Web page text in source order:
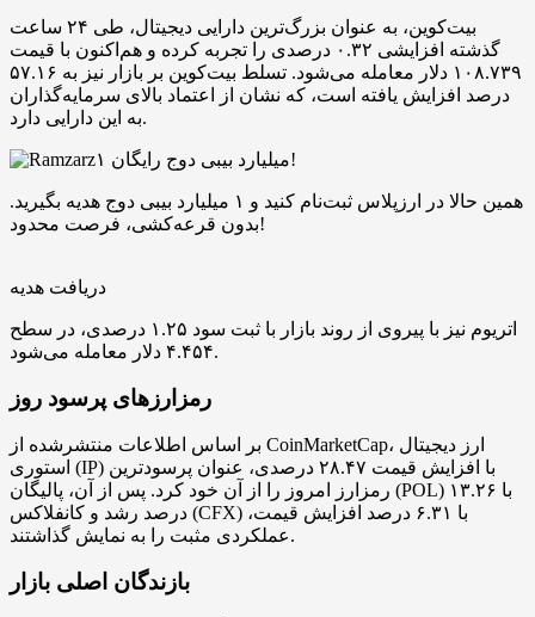
بیت‌کوین، به عنوان بزرگ‌ترین دارایی دیجیتال، طی ۲۴ ساعت
گذشته افزایشی ۰.۳۲ درصدی را تجربه کرده و هم‌اکنون با قیمت
۱۰۸.۷۳۹ دلار معامله می‌شود. تسلط بیت‌کوین بر بازار نیز به ۵۷.۱۶
درصد افزایش یافته است، که نشان از اعتماد بالای سرمایه‌گذاران
به این دارایی دارد.
۱ میلیارد بیبی دوج رایگان!
همین حالا در ارزپلاس ثبت‌نام کنید و ۱ میلیارد بیبی دوج هدیه بگیرید.
بدون قرعه‌کشی، فرصت محدود!
دریافت هدیه
اتریوم نیز با پیروی از روند بازار با ثبت سود ۱.۲۵ درصدی، در سطح
۴.۴۵۴ دلار معامله می‌شود.
رمزارزهای پرسود روز
بر اساس اطلاعات منتشرشده از CoinMarketCap، ارز دیجیتال
استوری (IP) با افزایش قیمت ۲۸.۴۷ درصدی، عنوان پرسودترین
رمزارز امروز را از آن خود کرد. پس از آن، پالیگان (POL) با ۱۳.۲۶
درصد رشد و کانفلاکس (CFX) با ۶.۳۱ درصد افزایش قیمت،
عملکردی مثبت را به نمایش گذاشتند.
بازندگان اصلی بازار